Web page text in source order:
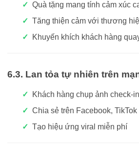
Quà tặng mang tính cảm xúc
Tăng thiện cảm với thương
Khuyến khích khách hàng
6.3. Lan tỏa tự nhiên trên
Khách hàng chụp ảnh check-in
Chia sẻ trên Facebook, TikTok
Tạo hiệu ứng viral miễn phí